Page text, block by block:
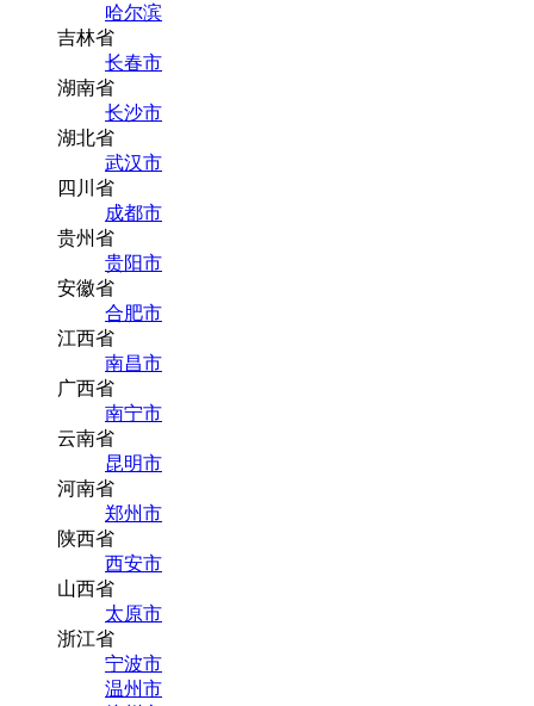
哈尔滨
吉林省
长春市
湖南省
长沙市
湖北省
武汉市
四川省
成都市
贵州省
贵阳市
安徽省
合肥市
江西省
南昌市
广西省
南宁市
云南省
昆明市
河南省
郑州市
陕西省
西安市
山西省
太原市
浙江省
宁波市
温州市